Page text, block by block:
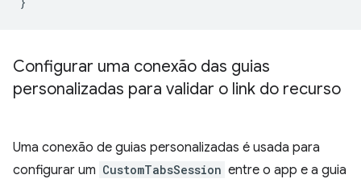
Configurar uma conexão das guias
personalizadas para validar o link do recurso
Uma conexão de guias personalizadas é usada para
configurar um CustomTabsSession entre o app e a guia